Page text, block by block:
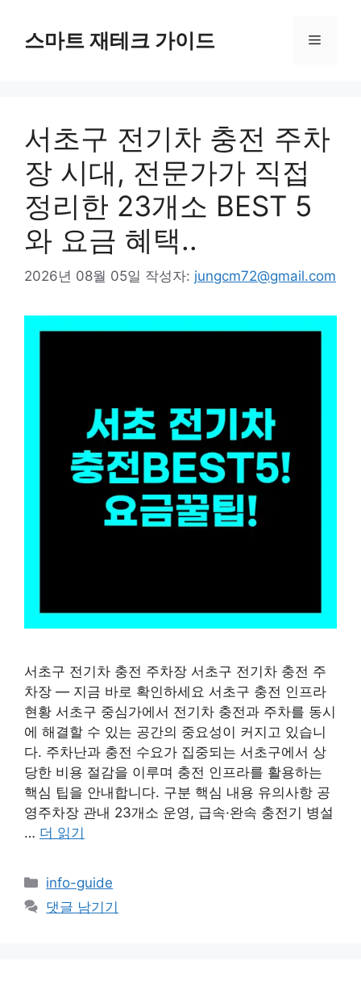
스마트 재테크 가이드 메
서초구 전기차 충전 주차
장 시대, 전문가가 직접
정리한 23개소 BEST 5
와 요금 혜택..
2026년 08월 05일 작성자: jungcm72@gmail.com
서초구 전기차 충전 주차장 서초구 전기차 충전 주
차장 — 지금 바로 확인하세요 서초구 충전 인프라
현황 서초구 중심가에서 전기차 충전과 주차를 동시
에 해결할 수 있는 공간의 중요성이 커지고 있습니
다. 주차난과 충전 수요가 집중되는 서초구에서 상
당한 비용 절감을 이루며 충전 인프라를 활용하는
핵심 팁을 안내합니다. 구분 핵심 내용 유의사항 공
영주차장 관내 23개소 운영, 급속·완속 충전기 병설
… 더 읽기
카
테
고
info-guide
댓글 남기기